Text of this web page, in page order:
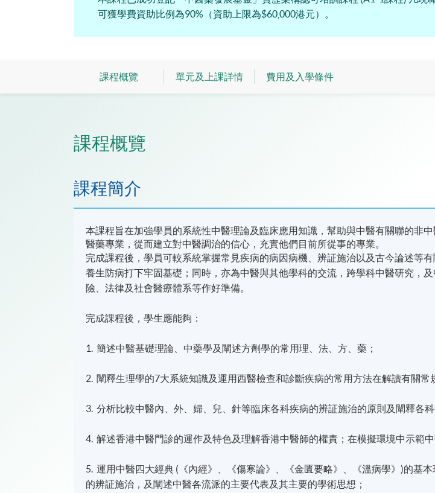
可獲學費資助比例為90%（資助上限為$60,000港元）。
課程概覽 單元及上課詳情 費用及入學條件
課程概覽
課程簡介
本課程旨在加強學員的系統性中醫理論及臨床應用知識，幫助與中醫有關聯的非
醫藥專業，從而建立對中醫調治的信心，充實他們目前所從事的專業。
完成課程後，學員可較系統掌握常見疾病的病因病機、辨証施治以及古今論述等
養生防病打下牢固基礎；同時，亦為中醫與其他學科的交流，跨學科中醫研究，
險、法律及社會醫療體系等作好準備。
完成課程後，學生應能夠：
1. 簡述中醫基礎理論、中藥學及闡述方劑學的常用理、法、方、藥；
2. 闡釋生理學的7大系統知識及運用西醫檢查和診斷疾病的常用方法在解讀有關常
3. 分析比較中醫內、外、婦、兒、針等臨床各科疾病的辨証施治的原則及闡釋各科
4. 解述香港中醫門診的運作及特色及理解香港中醫師的權責；在模擬環境中示範
5. 運用中醫四大經典 (《內經》、《傷寒論》、《金匱要略》、《溫病學》)的基
的辨証施治，及闡述中醫各流派的主要代表及其主要的學術思想；